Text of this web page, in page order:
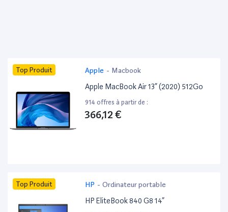
Top Produit Apple - Macbook
Apple MacBook Air 13” (2020) 512Go
914 offres à partir de :
366,12 €
Top Produit HP - Ordinateur portable
HP EliteBook 840 G8 14”